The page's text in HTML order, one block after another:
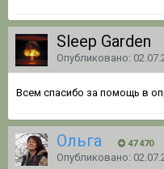
Sleep Garden
Опубликовано:
Всем спасибо за помощь в
Ольга 47 470
Опубликовано: